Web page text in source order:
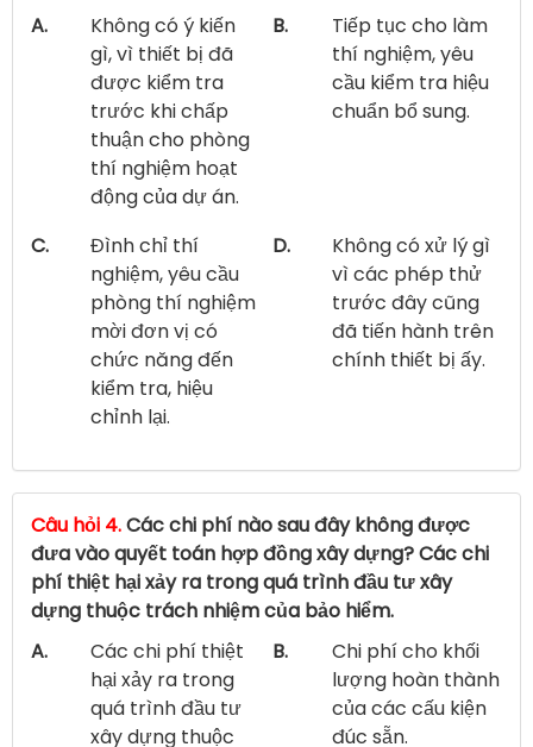
A.
Không có ý kiến
gì, vì thiết bị đã
được kiểm tra
trước khi chấp
thuận cho phòng
thí nghiệm hoạt
động của dự án.
B.
Tiếp tục cho làm
thí nghiệm, yêu
cầu kiểm tra hiệu
chuẩn bổ sung.
C.
Đình chỉ thí
nghiệm, yêu cầu
phòng thí nghiệm
mời đơn vị có
chức năng đến
kiểm tra, hiệu
chỉnh lại.
D.
Không có xử lý gì
vì các phép thử
trước đây cũng
đã tiến hành trên
chính thiết bị ấy.
Câu hỏi 4.Các chi phí nào sau đây không được
đưa vào quyết toán hợp đồng xây dựng? Các chi
phí thiệt hại xảy ra trong quá trình đầu tư xây
dựng thuộc trách nhiệm của bảo hiểm.
A.
Các chi phí thiệt
hại xảy ra trong
quá trình đầu tư
xây dựng thuộc
B.
Chi phí cho khối
lượng hoàn thành
của các cấu kiện
đúc sẵn.